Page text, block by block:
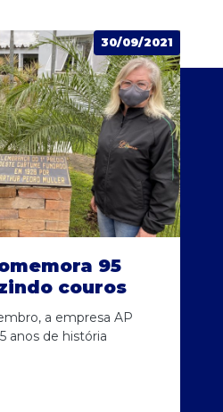
30/09/2021
95
couros
a empresa AP
anos de história